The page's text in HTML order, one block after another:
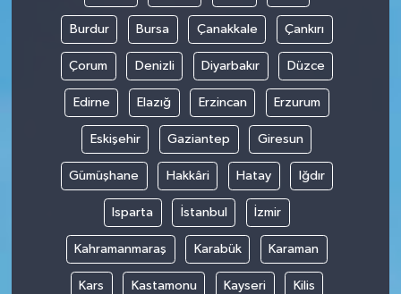
Burdur Bursa Çanakkale Çankırı
Çorum Denizli Diyarbakır Düzce
Edirne Elazığ Erzincan Erzurum
Eskişehir Gaziantep Giresun
Gümüşhane Hakkâri Hatay Iğdır
Isparta İstanbul İzmir
Kahramanmaraş Karabük Karaman
Kars Kastamonu Kayseri Kilis